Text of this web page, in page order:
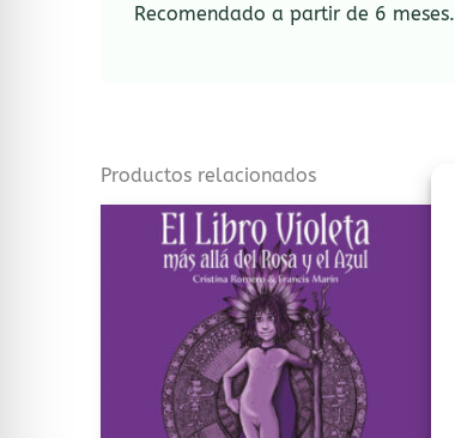
Recomendado a partir de 6 meses.
Productos relacionados